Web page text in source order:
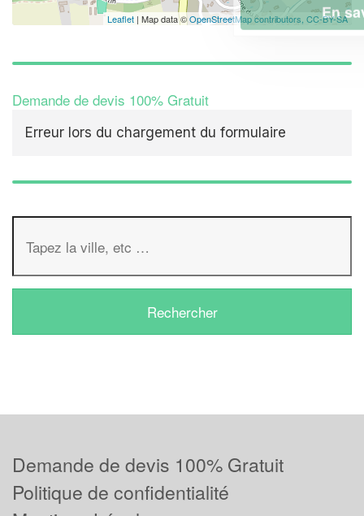
Leaflet | Map data ©OpenStreetMap contributors, CC-BY-SA
Demande de devis 100% Gratuit
Erreur lors du chargement du formulaire
En savoir plus
Demande de devis 100% Gratuit
Politique de confidentialité